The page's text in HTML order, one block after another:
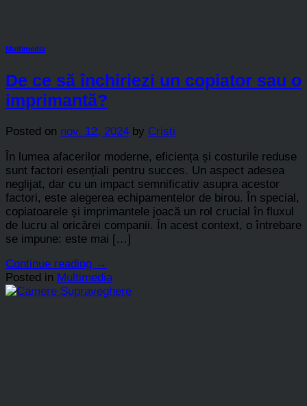
Multimedia
De ce să închiriezi un copiator sau o
imprimantă?
Posted on nov. 12, 2024 by Cristi
În lumea afacerilor moderne, eficiența și costurile reduse
sunt factori esențiali pentru succes. Un aspect adesea
neglijat, dar cu un impact semnificativ asupra acestor
factori, este alegerea echipamentelor de birou. În special,
copiatoarele și imprimantele joacă un rol crucial în fluxul
de lucru al oricărei companii. În acest context, o întrebare
se impune: este mai […]
Continue reading →
Posted in Multimedia